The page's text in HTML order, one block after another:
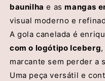
baunilha e asmangas
visual moderno e
A gola canelada é
com o logótipo Iceberg
marcante sem perder a
Uma peça versátil e